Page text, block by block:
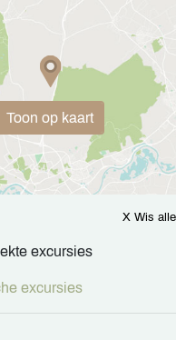
Toon op kaart
X Wis
excursies
excursies